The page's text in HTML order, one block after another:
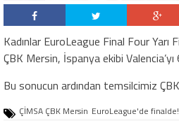
Kadınlar EuroLeague Final Four Yarı
ÇBK Mersin, İspanya ekibi
Bu sonucun ardından temsilcimiz
ÇİMSA ÇBK Mersin EuroLeague'de finalde!